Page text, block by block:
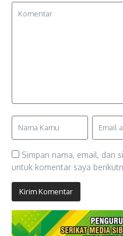
Simpan nama, email, dan
untuk komentar saya